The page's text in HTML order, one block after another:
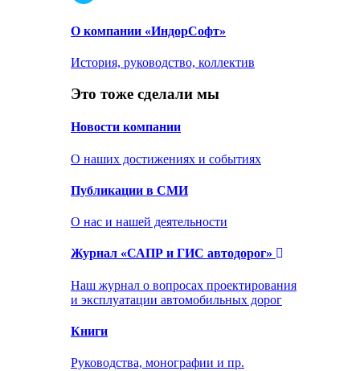
О компании «ИндорСофт»
История, руководство, коллектив
Это тоже сделали мы
Новости компании
О наших достижениях и событиях
Публикации в СМИ
О нас и нашей деятельности
Журнал «САПР и ГИС автодорог»
Наш журнал о вопросах проектирования
и эксплуатации автомобильных дорог
Книги
Руководства, монографии и пр.